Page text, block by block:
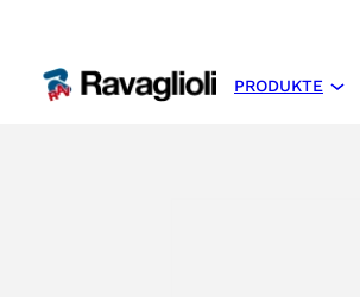
PRODUKTE